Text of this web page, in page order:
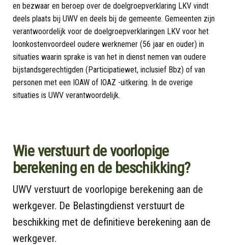
en bezwaar en beroep over de doelgroepverklaring LKV vindt
deels plaats bij UWV en deels bij de gemeente. Gemeenten zijn
verantwoordelijk voor de doelgroepverklaringen LKV voor het
loonkostenvoordeel oudere werknemer (56 jaar en ouder) in
situaties waarin sprake is van het in dienst nemen van oudere
bijstandsgerechtigden (Participatiewet, inclusief Bbz) of van
personen met een IOAW of IOAZ -uitkering. In de overige
situaties is UWV verantwoordelijk.
Wie verstuurt de voorlopige
berekening en de beschikking?
UWV verstuurt de voorlopige berekening aan de
werkgever. De Belastingdienst verstuurt de
beschikking met de definitieve berekening aan de
werkgever.